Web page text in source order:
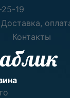
19
Доставка,
Контакты